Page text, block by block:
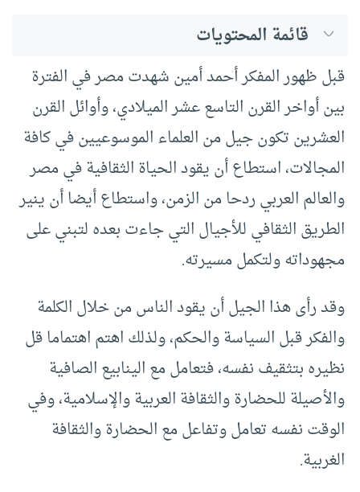
قائمة المحتويات
قبل ظهور المفكر أحمد أمين شهدت مصر في الفترة
بين أواخر القرن التاسع عشر الميلادي، وأوائل القرن
العشرين تكون جيل من العلماء الموسوعيين في كافة
المجالات، استطاع أن يقود الحياة الثقافية في مصر
والعالم العربي ردحا من الزمن، واستطاع أيضا أن ينير
الطريق الثقافي للأجيال التي جاءت بعده لتبني على
مجهوداته ولتكمل مسيرته.
وقد رأى هذا الجيل أن يقود الناس من خلال الكلمة
والفكر قبل السياسة والحكم، ولذلك اهتم اهتماما قل
نظيره بتثقيف نفسه، فتعامل مع الينابيع الصافية
والأصيلة للحضارة والثقافة العربية والإسلامية، وفي
الوقت نفسه تعامل وتفاعل مع الحضارة والثقافة
الغربية.